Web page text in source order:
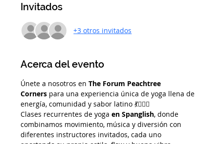
Invitados
+3 otros invitados
Acerca del evento
Únete a nosotros en The Forum Peachtree
Corners para una experiencia única de yoga llena de
energía, comunidad y sabor latino 💃🧘‍♀️✨
Clases recurrentes de yoga en Spanglish, donde
combinamos movimiento, música y diversión con
diferentes instructores invitados, cada uno